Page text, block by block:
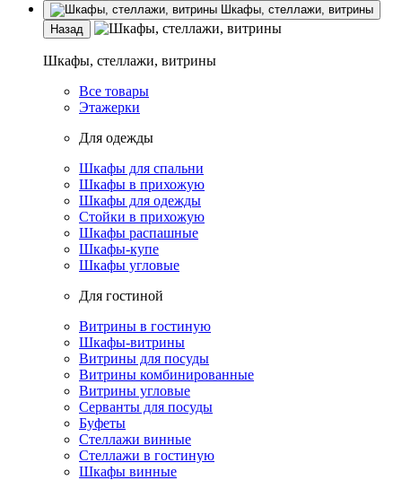
Шкафы, стеллажи, витрины
Назад
Шкафы, стеллажи, витрины
Все товары
Этажерки
Для одежды
Шкафы для спальни
Шкафы в прихожую
Шкафы для одежды
Стойки в прихожую
Шкафы распашные
Шкафы-купе
Шкафы угловые
Для гостиной
Витрины в гостиную
Шкафы-витрины
Витрины для посуды
Витрины комбинированные
Витрины угловые
Серванты для посуды
Буфеты
Стеллажи винные
Стеллажи в гостиную
Шкафы винные